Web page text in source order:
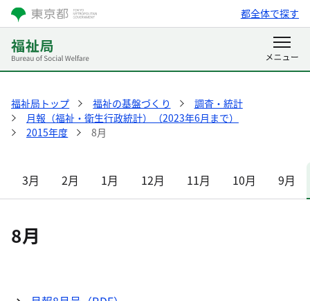
都全体で探す
福祉局トップ 福祉の基盤づくり
調査・統計
月報（福祉・衛生行政統計）（2023年6月まで）
2015年度
8月
3月 2月 1月 12月 11月 10月 9月
8月